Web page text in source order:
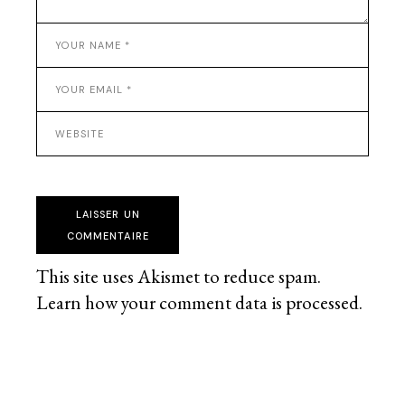
LAISSER UN
COMMENTAIRE
This site uses Akismet to reduce spam.
Learn how your comment data is processed.